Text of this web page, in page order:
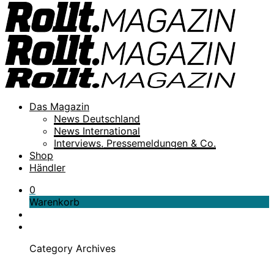
Das Magazin
News Deutschland
News International
Interviews, Pressemeldungen & Co.
Shop
Händler
0
Warenkorb
Category Archives